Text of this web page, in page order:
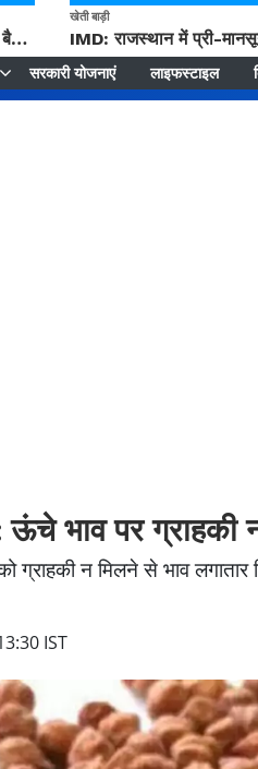
सिरसा: कृषि विज्ञान केंद्र की बैठक में फसल बीमा विधि कारण व कृषि उद्यमिता बढ़ावा देने पर चर्चा
खेती बाड़ी
सरकारी योजनाएं लाइफस्टाइल
भाव पर ग्राहकी न
ग्राहकी न मिलने से भाव
IST